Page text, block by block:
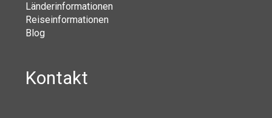
Länderinformationen
Reiseinformationen
Blog
Kontakt